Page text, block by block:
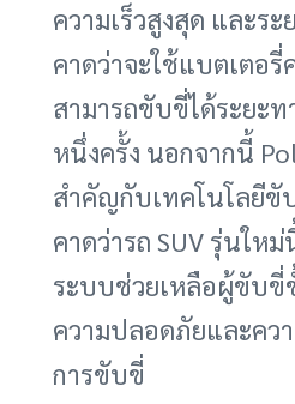
ความเร็วสูงสุด และร
คาดว่าจะใช้แบตเตอรี่
สามารถขับขี่ได้ระยะท
หนึ่งครั้ง นอกจากนี้
สำคัญกับเทคโนโลยีขั
คาดว่ารถ SUV รุ่นให
ระบบช่วยเหลือผู้ขับขี่
ความปลอดภัยและคว
การขับขี่